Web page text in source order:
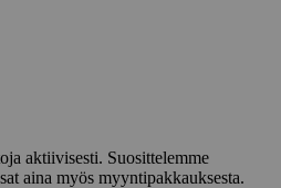
aktiivisesti. Suosittelemme
aina myös myyntipakkauksesta.